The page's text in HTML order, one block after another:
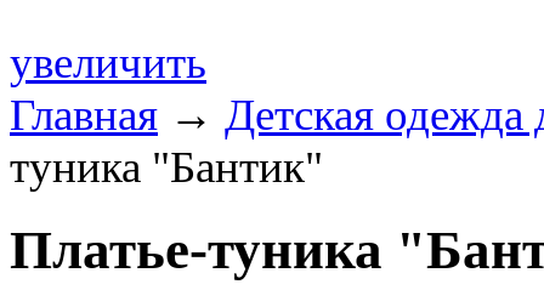
увеличить
Главная → Детская одежда
туника "Бантик"
Платье-туника